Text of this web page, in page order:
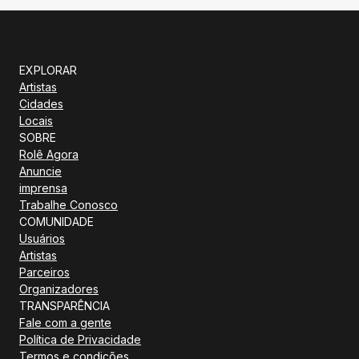
EXPLORAR
Artistas
Cidades
Locais
SOBRE
Rolê Agora
Anuncie
imprensa
Trabalhe Conosco
COMUNIDADE
Usuários
Artistas
Parceiros
Organizadores
TRANSPARÊNCIA
Fale com a gente
Política de Privacidade
Termos e condições